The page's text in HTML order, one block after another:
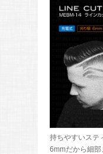
持ちやすいステ
6mmだから細